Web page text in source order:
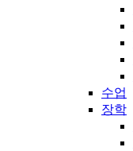
수업
장학